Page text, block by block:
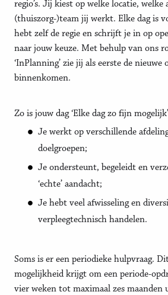
regio’s. Jij kiest op welke locatie,
(thuiszorg-)team jij werkt. Elke dag is
hebt zelf de regie en schrijft je in op
naar jouw keuze. Met behulp van ons
‘InPlanning’ zie jij als eerste de nieuwe
binnenkomen.
Zo is jouw dag ‘Elke dag zo fijn mogelijk’
Je werkt op verschillende
doelgroepen;
Je ondersteunt, begeleidt en
‘echte’ aandacht;
Je hebt veel afwisseling en
verpleegtechnisch handelen.
Soms is er een periodieke hulpvraag.
mogelijkheid krijgt om een periode-
vier weken tot maximaal zes maanden